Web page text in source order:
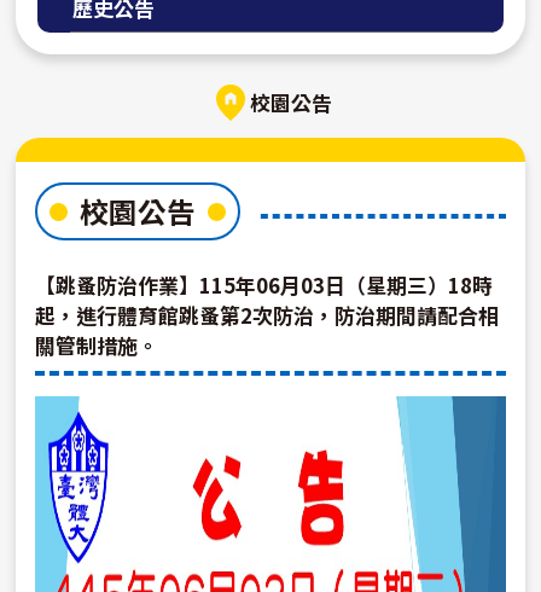
歷史公告
校園公告
校園公告
【跳蚤防治作業】115年06月03日（星期三）18時
起，進行體育館跳蚤第2次防治，防治期間請配合相
關管制措施。